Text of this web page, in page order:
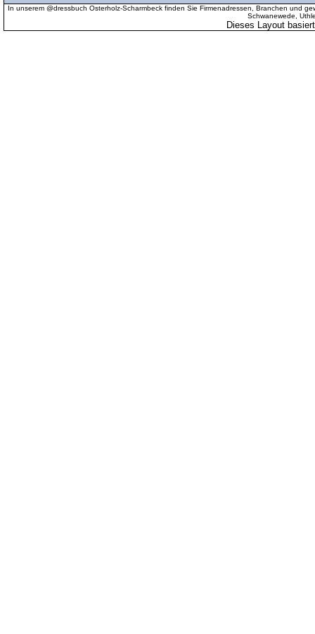
In unserem @dressbuch Osterholz-Scharmbeck finden Sie Firmenadressen, Branchen und
Schwanewede,
Dieses Layout